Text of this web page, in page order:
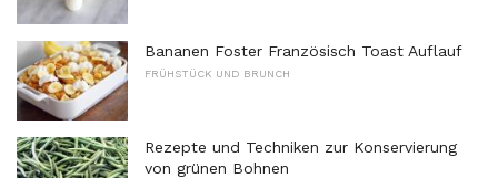
Bananen Foster Französisch Toast Auflauf
FRÜHSTÜCK UND BRUNCH
Rezepte und Techniken zur Konservierung
von grünen Bohnen